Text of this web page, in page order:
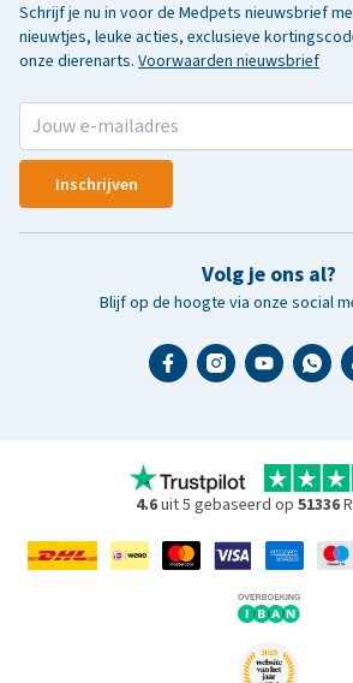
Schrijf je nu in voor de Medpets nieuwsbrief
nieuwtjes, leuke acties, exclusieve
onze dierenarts. Voorwaarden nieuwsbrief
Inschrijven
Volg je ons al?
Blijf op de hoogte via onze social
4.6uit 5 gebaseerd op 51336